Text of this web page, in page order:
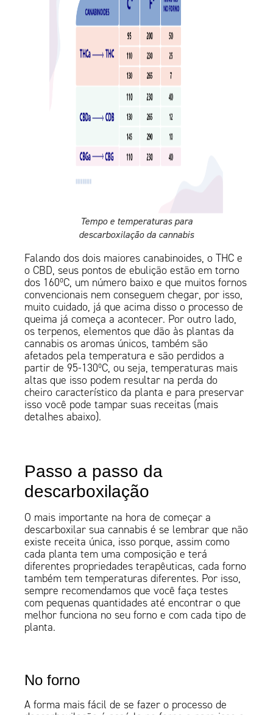
Tempo e temperaturas para
descarboxilação da cannabis
Falando dos dois maiores canabinoides, o THC e
o CBD, seus pontos de ebulição estão em torno
dos 160ºC, um número baixo e que muitos fornos
convencionais nem conseguem chegar, por isso,
muito cuidado, já que acima disso o processo de
queima já começa a acontecer. Por outro lado,
os terpenos, elementos que dão às plantas da
cannabis os aromas únicos, também são
afetados pela temperatura e são perdidos a
partir de 95-130ºC, ou seja, temperaturas mais
altas que isso podem resultar na perda do
cheiro característico da planta e para preservar
isso você pode tampar suas receitas (mais
detalhes abaixo).
Passo a passo da
descarboxilação
O mais importante na hora de começar a
descarboxilar sua cannabis é se lembrar que não
existe receita única, isso porque, assim como
cada planta tem uma composição e terá
diferentes propriedades terapêuticas, cada forno
também tem temperaturas diferentes. Por isso,
sempre recomendamos que você faça testes
com pequenas quantidades até encontrar o que
melhor funciona no seu forno e com cada tipo de
planta.
No forno
A forma mais fácil de se fazer o processo de